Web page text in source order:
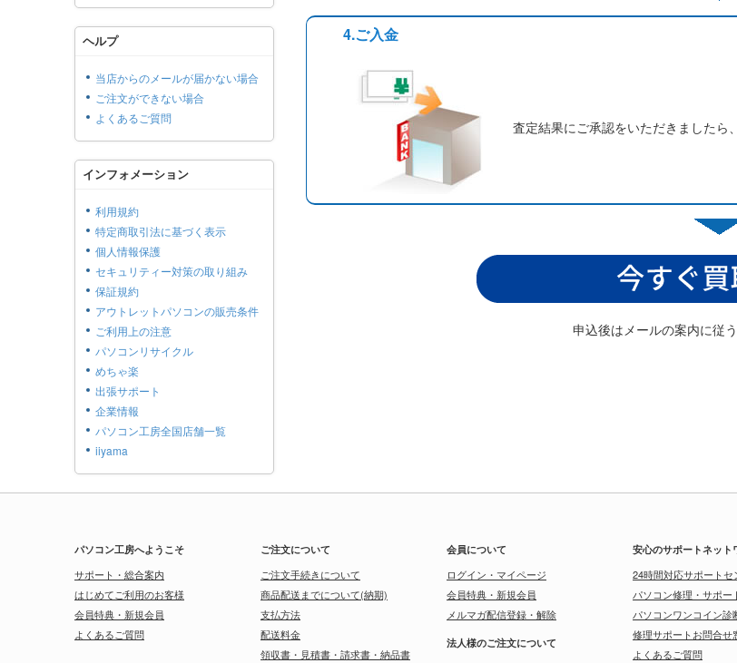
4.ご入金
査定結果にご承認をいただきましたら
申込後はメールの案内に従
ヘルプ
当店からのメールが届かない場合
ご注文ができない場合
よくあるご質問
インフォメーション
利用規約
特定商取引法に基づく表示
個人情報保護
セキュリティー対策の取り組み
保証規約
アウトレットパソコンの販売条件
ご利用上の注意
パソコンリサイクル
めちゃ楽
出張サポート
企業情報
パソコン工房全国店舗一覧
iiyama
パソコン工房へようこそ
サポート・総合案内
はじめてご利用のお客様
会員特典・新規会員
よくあるご質問
ご注文について
ご注文手続きについて
商品配送までについて(納期)
支払方法
配送料金
領収書・見積書・請求書・納品書
会員について
ログイン・マイページ
会員特典・新規会員
メルマガ配信登録・解除
法人様のご注文について
安心のサポートネット
24時間対応サポートセ
パソコン修理・サポー
パソコンワンコイン診
修理サポートお問合せ
よくあるご質問